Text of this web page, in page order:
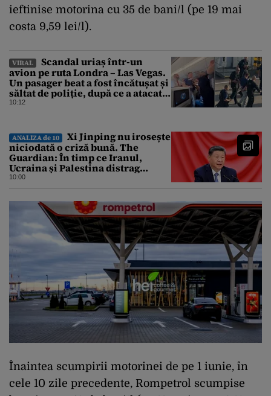
ieftinise motorina cu 35 de bani/l (pe 19 mai
costa 9,59 lei/l).
VIRAL
Scandal uriaș într-un
avion pe ruta Londra – Las Vegas.
Un pasager beat a fost încătușat și
săltat de poliție, după ce a atacat o
stewardesă
10:12
ANALIZA de 10
Xi Jinping nu irosește
niciodată o criză bună. The
Guardian: În timp ce Iranul,
Ucraina și Palestina distrag
atenția lumii, el strânge șurubul”
10:00
Înaintea scumpirii motorinei de pe 1 iunie, în
cele 10 zile precedente, Rompetrol scumpise